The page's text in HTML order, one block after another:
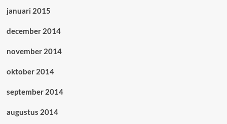
januari 2015
december 2014
november 2014
oktober 2014
september 2014
augustus 2014